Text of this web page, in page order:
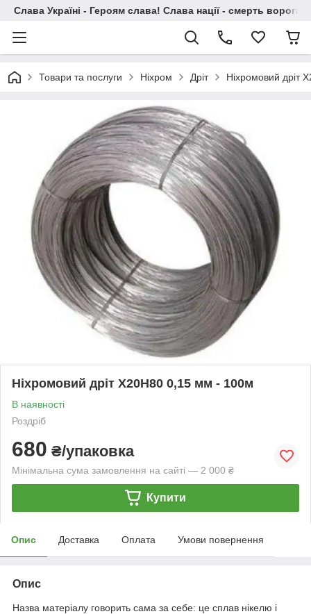
Слава Україні - Героям слава! Слава нації - смерть
Товари та послуги Ніхром Дріт Ніхромовий дріт
Ніхромовий дріт Х20Н80 0,15 мм - 100м
В наявності
Роздріб
680 ₴/упаковка
Мінімальна сума замовлення на сайті — 2 000 ₴
Купити
Опис Доставка Оплата Умови повернення
Опис
Назва матеріалу говорить сама за себе: це сплав нікелю і